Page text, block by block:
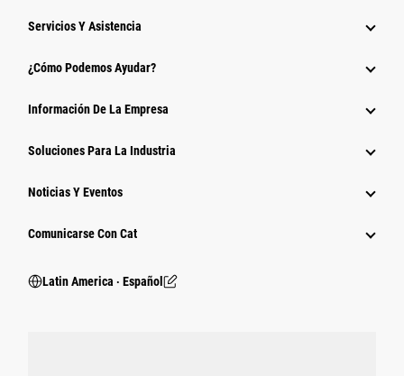
Servicios Y Asistencia
¿Cómo Podemos Ayudar?
Información De La Empresa
Soluciones Para La Industria
Noticias Y Eventos
Comunicarse Con Cat
Latin America ‧ Español